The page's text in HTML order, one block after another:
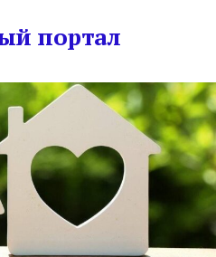
портал